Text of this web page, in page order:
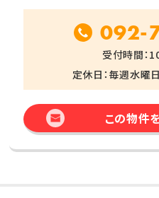
092-
受付時間：
定休日：毎週水曜
この物件